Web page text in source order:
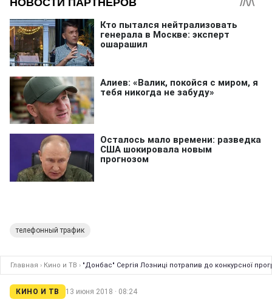
телефонный трафик
Главная › Кино и ТВ › "Донбас" Сергія Лозниці потрапив до конкурсної
КИНО И ТВ 13 июня 2018 · 08:24